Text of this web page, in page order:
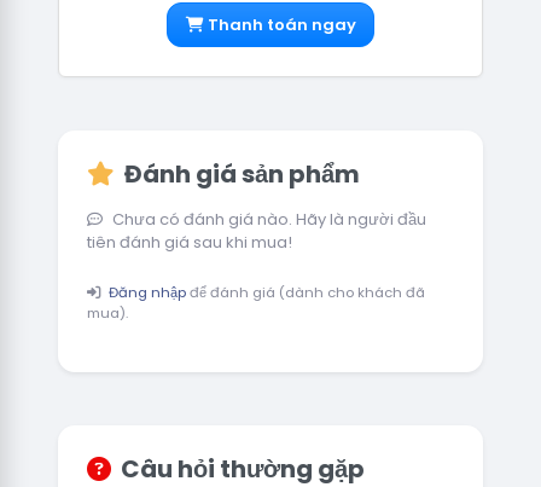
Thanh toán ngay
Đánh giá sản phẩm
Chưa có đánh giá nào. Hãy là người đầu
tiên đánh giá sau khi mua!
Đăng nhậpđể đánh giá (dành cho khách đã
mua).
Câu hỏi thường gặp